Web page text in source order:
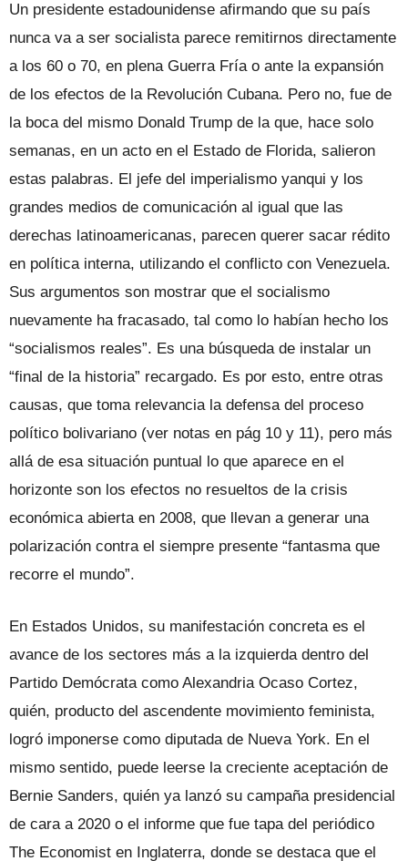
Un presidente estadounidense afirmando que su país
nunca va a ser socialista parece remitirnos directamente
a los 60 o 70, en plena Guerra Fría o ante la expansión
de los efectos de la Revolución Cubana. Pero no, fue de
la boca del mismo Donald Trump de la que, hace solo
semanas, en un acto en el Estado de Florida, salieron
estas palabras. El jefe del imperialismo yanqui y los
grandes medios de comunicación al igual que las
derechas latinoamericanas, parecen querer sacar rédito
en política interna, utilizando el conflicto con Venezuela.
Sus argumentos son mostrar que el socialismo
nuevamente ha fracasado, tal como lo habían hecho los
“socialismos reales”. Es una búsqueda de instalar un
“final de la historia” recargado. Es por esto, entre otras
causas, que toma relevancia la defensa del proceso
político bolivariano (ver notas en pág 10 y 11), pero más
allá de esa situación puntual lo que aparece en el
horizonte son los efectos no resueltos de la crisis
económica abierta en 2008, que llevan a generar una
polarización contra el siempre presente “fantasma que
recorre el mundo”.
En Estados Unidos, su manifestación concreta es el
avance de los sectores más a la izquierda dentro del
Partido Demócrata como Alexandria Ocaso Cortez,
quién, producto del ascendente movimiento feminista,
logró imponerse como diputada de Nueva York. En el
mismo sentido, puede leerse la creciente aceptación de
Bernie Sanders, quién ya lanzó su campaña presidencial
de cara a 2020 o el informe que fue tapa del periódico
The Economist en Inglaterra, donde se destaca que el